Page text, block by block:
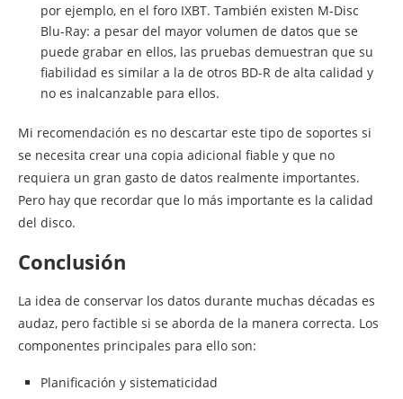
por ejemplo, en el foro IXBT. También existen M-Disc
Blu-Ray: a pesar del mayor volumen de datos que se
puede grabar en ellos, las pruebas demuestran que su
fiabilidad es similar a la de otros BD-R de alta calidad y
no es inalcanzable para ellos.
Mi recomendación es no descartar este tipo de soportes si
se necesita crear una copia adicional fiable y que no
requiera un gran gasto de datos realmente importantes.
Pero hay que recordar que lo más importante es la calidad
del disco.
Conclusión
La idea de conservar los datos durante muchas décadas es
audaz, pero factible si se aborda de la manera correcta. Los
componentes principales para ello son:
Planificación y sistematicidad